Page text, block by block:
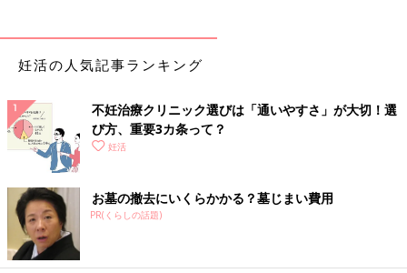
妊活の人気記事ランキング
不妊治療クリニック選びは「通いやすさ」が大切！選
び方、重要3カ条って？
妊活
お墓の撤去にいくらかかる？墓じまい費用
PR(くらしの話題)